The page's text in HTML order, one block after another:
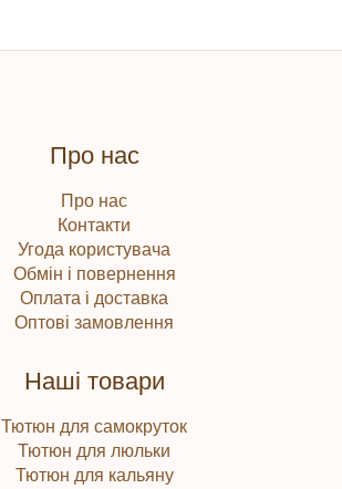
Про нас
Про нас
Контакти
Угода користувача
Обмін і повернення
Оплата і доставка
Оптові замовлення
Наші товари
Тютюн для самокруток
Тютюн для люльки
Тютюн для кальяну